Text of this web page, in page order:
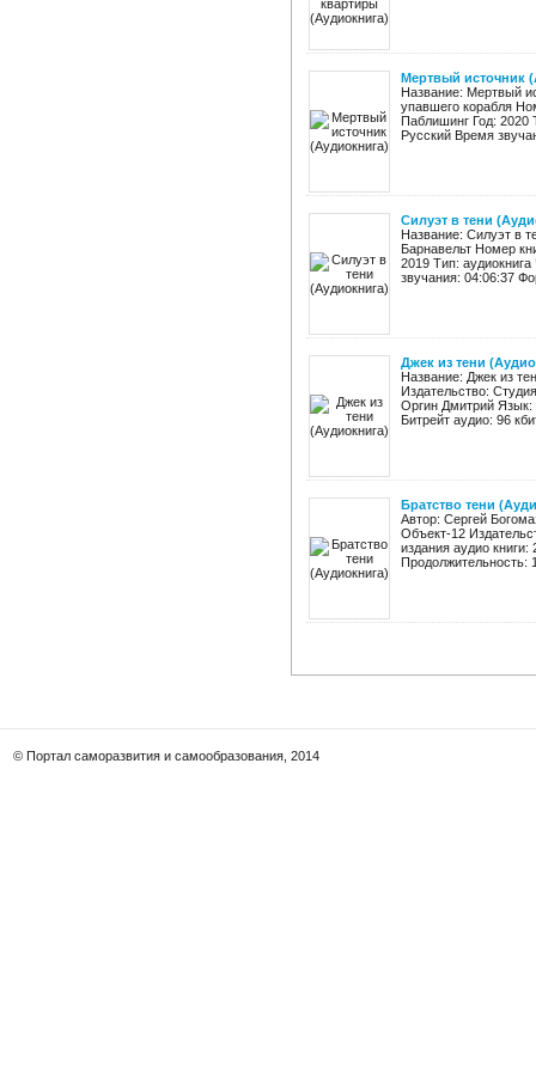
Мертвый источник
Название: Мертвый
упавшего корабля
Паблишинг Год: 2020
Русский Время
Силуэт в тени
Название: Силуэт в
Барнавельт Номер
2019 Тип:
звучания: 04:06:37
Джек из тени
Название: Джек из
Издательство:
Оргин Дмитрий Язык:
Битрейт аудио: 96
Братство тени
Автор: Сергей
Объект-12
издания аудио
Продолжительность:
© Портал саморазвития и самообразования, 2014